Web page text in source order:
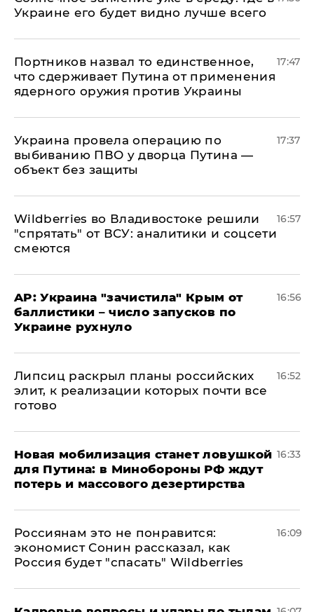
Украине его будет видно лучше всего
Портников назвал то единственное,
что сдерживает Путина от применения
ядерного оружия против Украины
17:47
Украина провела операцию по
выбиванию ПВО у дворца Путина —
объект без защиты
17:37
Wildberries во Владивостоке решили
"спрятать" от ВСУ: аналитики и соцсети
смеются
16:57
AP: Украина "зачистила" Крым от
баллистики – число запусков по
Украине рухнуло
16:56
Липсиц раскрыл планы российских
элит, к реализации которых почти все
готово
16:52
​Новая мобилизация станет ловушкой
для Путина: в Минобороны РФ ждут
потерь и массового дезертирства
16:33
Россиянам это не понравится:
экономист Сонин рассказал, как
Россия будет "спасать" Wildberries
16:09